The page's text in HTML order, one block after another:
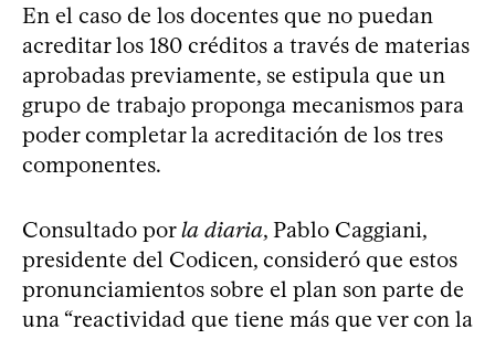
En el caso de los docentes que no puedan
acreditar los 180 créditos a través de materias
aprobadas previamente, se estipula que un
grupo de trabajo proponga mecanismos para
poder completar la acreditación de los tres
componentes.
Consultado porla diaria, Pablo Caggiani,
presidente del Codicen, consideró que estos
pronunciamientos sobre el plan son parte de
una “reactividad que tiene más que ver con la